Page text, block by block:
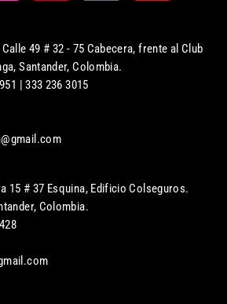
Calle 49 # 32 - 75 Cabecera, frente al Club
Santander, Colombia.
| 333 236 3015
15 # 37 Esquina, Edificio Colseguros.
Colombia.